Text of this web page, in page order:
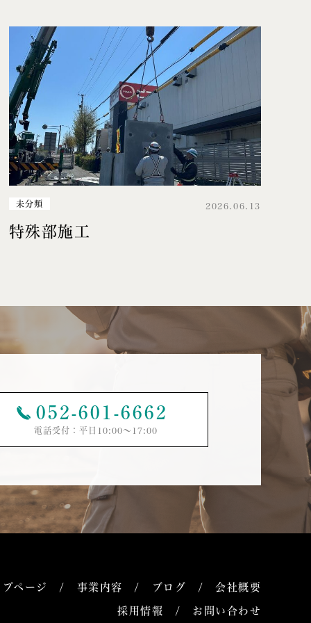
未分類 2026.06.13
特殊部施工
052-601-6662
電話受付：平日10:00〜17:00
プページ 事業内容 ブログ 会社概要
採用情報 お問い合わせ